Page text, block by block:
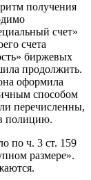
получения
счет»
счета
биржевых
продолжить.
оформила
способом
перечисленны,
полицию.
по ч. 3 ст. 159
размере».